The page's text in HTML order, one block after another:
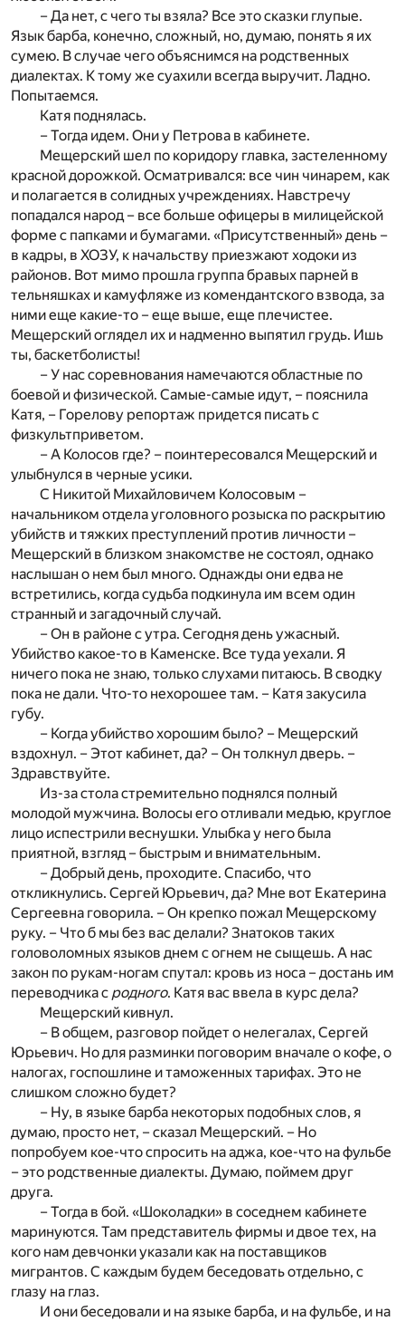
– Да нет, с чего ты взяла? Все это сказки глупые.
Язык барба, конечно, сложный, но, думаю, понять я их
сумею. В случае чего объяснимся на родственных
диалектах. К тому же суахили всегда выручит. Ладно.
Попытаемся.
Катя поднялась.
– Тогда идем. Они у Петрова в кабинете.
Мещерский шел по коридору главка, застеленному
красной дорожкой. Осматривался: все чин чинарем, как
и полагается в солидных учреждениях. Навстречу
попадался народ – все больше офицеры в милицейской
форме с папками и бумагами. «Присутственный» день –
в кадры, в ХОЗУ, к начальству приезжают ходоки из
районов. Вот мимо прошла группа бравых парней в
тельняшках и камуфляже из комендантского взвода, за
ними еще какие-то – еще выше, еще плечистее.
Мещерский оглядел их и надменно выпятил грудь. Ишь
ты, баскетболисты!
– У нас соревнования намечаются областные по
боевой и физической. Самые-самые идут, – пояснила
Катя, – Горелову репортаж придется писать с
физкультприветом.
– А Колосов где? – поинтересовался Мещерский и
улыбнулся в черные усики.
С Никитой Михайловичем Колосовым –
начальником отдела уголовного розыска по раскрытию
убийств и тяжких преступлений против личности –
Мещерский в близком знакомстве не состоял, однако
наслышан о нем был много. Однажды они едва не
встретились, когда судьба подкинула им всем один
странный и загадочный случай.
– Он в районе с утра. Сегодня день ужасный.
Убийство какое-то в Каменске. Все туда уехали. Я
ничего пока не знаю, только слухами питаюсь. В сводку
пока не дали. Что-то нехорошее там. – Катя закусила
губу.
– Когда убийство хорошим было? – Мещерский
вздохнул. – Этот кабинет, да? – Он толкнул дверь. –
Здравствуйте.
Из-за стола стремительно поднялся полный
молодой мужчина. Волосы его отливали медью, круглое
лицо испестрили веснушки. Улыбка у него была
приятной, взгляд – быстрым и внимательным.
– Добрый день, проходите. Спасибо, что
откликнулись. Сергей Юрьевич, да? Мне вот Екатерина
Сергеевна говорила. – Он крепко пожал Мещерскому
руку. – Что б мы без вас делали? Знатоков таких
головоломных языков днем с огнем не сыщешь. А нас
закон по рукам-ногам спутал: кровь из носа – достань им
переводчика с родного. Катя вас ввела в курс дела?
Мещерский кивнул.
– В общем, разговор пойдет о нелегалах, Сергей
Юрьевич. Но для разминки поговорим вначале о кофе, о
налогах, госпошлине и таможенных тарифах. Это не
слишком сложно будет?
– Ну, в языке барба некоторых подобных слов, я
думаю, просто нет, – сказал Мещерский. – Но
попробуем кое-что спросить на аджа, кое-что на фульбе
– это родственные диалекты. Думаю, поймем друг
друга.
– Тогда в бой. «Шоколадки» в соседнем кабинете
маринуются. Там представитель фирмы и двое тех, на
кого нам девчонки указали как на поставщиков
мигрантов. С каждым будем беседовать отдельно, с
глазу на глаз.
И они беседовали и на языке барба, и на фульбе, и на